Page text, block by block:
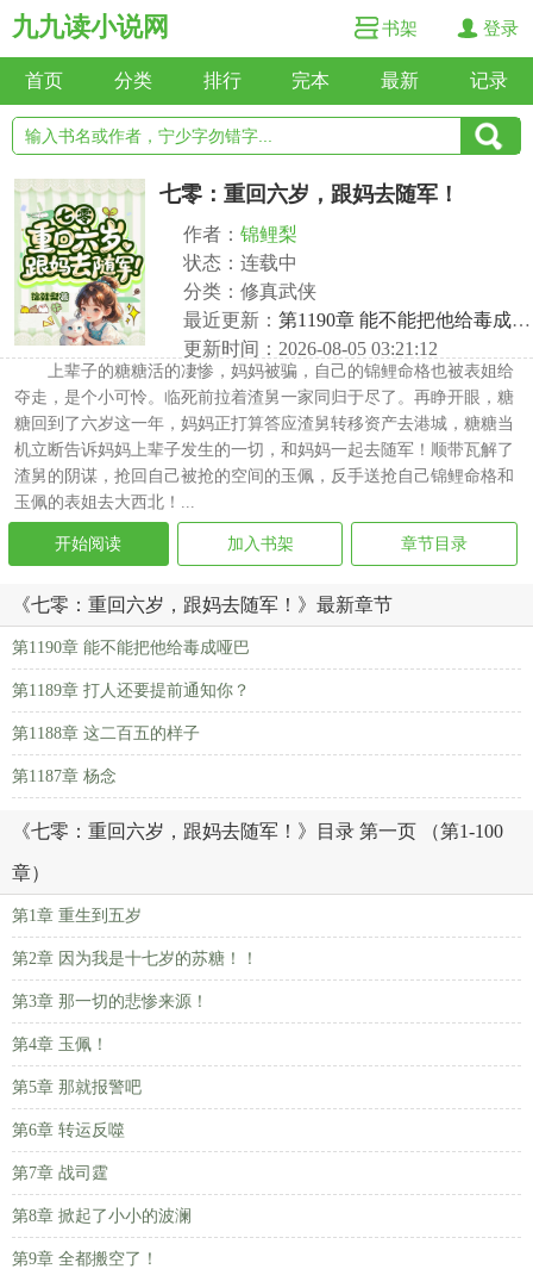
九九读小说网 书架 登录
首页 分类 排行 完本 最新 记录
七零：重回六岁，跟妈去随军！
作者： 锦鲤梨
状态：连载中
分类：修真武侠
最近更新： 第1190章 能不能把他给毒成哑巴
更新时间：2026-08-05 03:21:12
上辈子的糖糖活的凄惨，妈妈被骗，自己的锦鲤命格也被表姐给
夺走，是个小可怜。临死前拉着渣舅一家同归于尽了。再睁开眼，糖
糖回到了六岁这一年，妈妈正打算答应渣舅转移资产去港城，糖糖当
机立断告诉妈妈上辈子发生的一切，和妈妈一起去随军！顺带瓦解了
渣舅的阴谋，抢回自己被抢的空间的玉佩，反手送抢自己锦鲤命格和
玉佩的表姐去大西北！...
开始阅读 加入书架 章节目录
《七零：重回六岁，跟妈去随军！》最新章节
第1190章 能不能把他给毒成哑巴
第1189章 打人还要提前通知你？
第1188章 这二百五的样子
第1187章 杨念
《七零：重回六岁，跟妈去随军！》目录 第一页 （第1-100
章）
第1章 重生到五岁
第2章 因为我是十七岁的苏糖！！
第3章 那一切的悲惨来源！
第4章 玉佩！
第5章 那就报警吧
第6章 转运反噬
第7章 战司霆
第8章 掀起了小小的波澜
第9章 全都搬空了！